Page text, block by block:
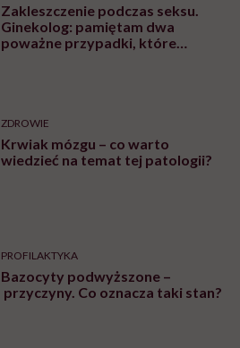
Zakleszczenie podczas seksu.
Ginekolog: pamiętam dwa
poważne przypadki, które
ZDROWIE
Krwiak mózgu – co warto
wiedzieć na temat tej patologii?
PROFILAKTYKA
Bazocyty podwyższone –
przyczyny. Co oznacza taki stan?